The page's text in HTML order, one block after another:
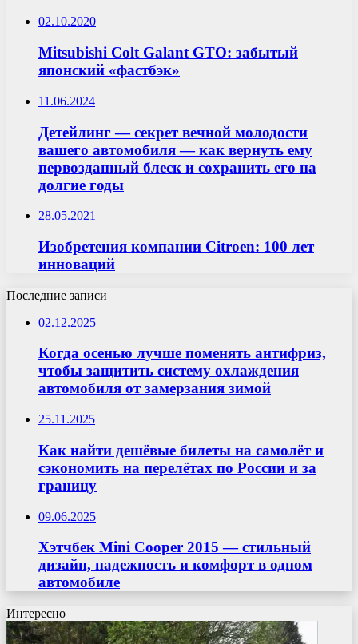
02.10.2020
Mitsubishi Colt Galant GTO: забытый
японский «фастбэк»
11.06.2024
Детейлинг — секрет вечной молодости
вашего автомобиля — как вернуть ему
первозданный блеск и сохранить его на
долгие годы
28.05.2021
Изобретения компании Citroen: 100 лет
инноваций
Последние записи
02.12.2025
Когда осенью лучше поменять антифриз,
чтобы защитить систему охлаждения
автомобиля от замерзания зимой
25.11.2025
Как найти дешёвые билеты на самолёт и
сэкономить на перелётах по России и за
границу
09.06.2025
Хэтчбек Mini Cooper 2015 — стильный
дизайн, надежность и комфорт в одном
автомобиле
Интересно